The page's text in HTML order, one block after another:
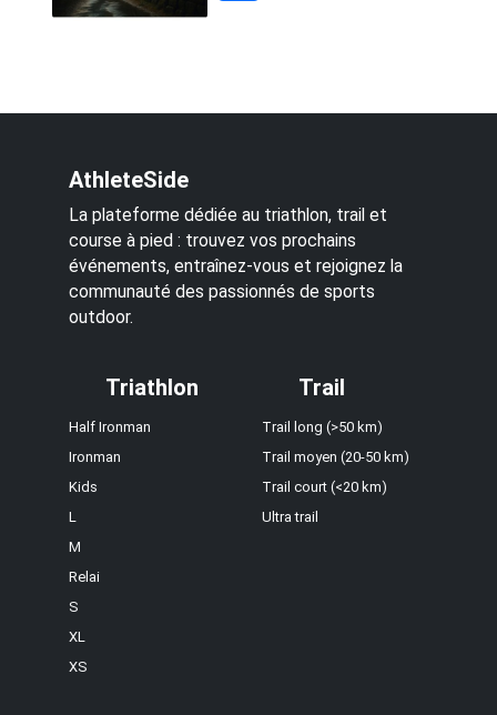
AthleteSide
La plateforme dédiée au triathlon, trail et
course à pied : trouvez vos prochains
événements, entraînez-vous et rejoignez la
communauté des passionnés de sports
outdoor.
Triathlon
Half Ironman
Ironman
Kids
L
M
Relai
S
XL
XS
Trail
Trail long (>50 km)
Trail moyen (20-50 km)
Trail court (<20 km)
Ultra trail